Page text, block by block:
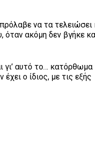
να τα τελειώσει
όταν ακόμη δεν βγήκε
γι’ αυτό το… κατόρθωμα
ο ίδιος, με τις εξής